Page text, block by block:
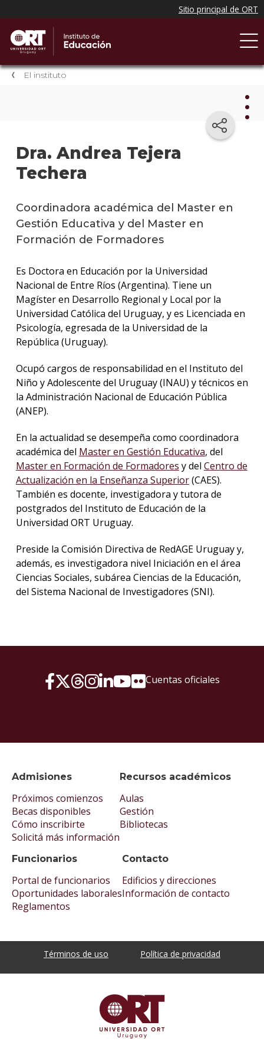
El instituto
Dra. Andrea Tejera
Techera
Coordinadora académica del Master en
Gestión Educativa y del Master en
Formación de Formadores
Es Doctora en Educación por la Universidad
Nacional de Entre Ríos (Argentina). Tiene un
Magíster en Desarrollo Regional y Local por la
Universidad Católica del Uruguay, y es Licenciada en
Psicología, egresada de la Universidad de la
República (Uruguay).
Ocupó cargos de responsabilidad en el Instituto del
Niño y Adolescente del Uruguay (INAU) y técnicos en
la Administración Nacional de Educación Pública
(ANEP).
En la actualidad se desempeña como coordinadora
académica del Master en Gestión Educativa, del
Master en Formación de Formadores y del Centro de
Actualización en la Enseñanza Superior(CAES).
También es docente, investigadora y tutora de
postgrados del Instituto de Educación de la
Universidad ORT Uruguay.
Preside la Comisión Directiva de RedAGE Uruguay y,
además, es investigadora nivel Iniciación en el área
Ciencias Sociales, subárea Ciencias de la Educación,
del Sistema Nacional de Investigadores (SNI).
Admisiones
Próximos comienzos
Becas disponibles
Cómo inscribirte
Solicitá más información
Recursos académicos
Aulas
Gestión
Bibliotecas
Funcionarios
Portal de funcionarios
Oportunidades laborales
Reglamentos
Contacto
Edificios y direcciones
Información de contacto
Cuentas oficiales
Términos de uso Política de privacidad